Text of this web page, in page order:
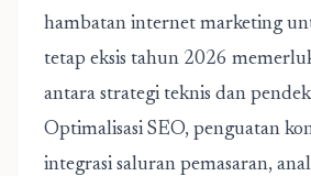
hambatan internet marketing
tetap eksis tahun 2026
antara strategi teknis dan
Optimalisasi SEO, penguatan
integrasi saluran pemasaran,